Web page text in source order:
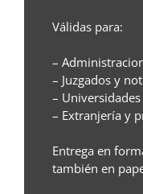
Válidas para:
–
– Juzgados y
–
– Extranjería y
Entrega en
también en